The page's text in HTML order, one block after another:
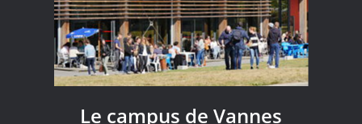
Le campus de Vannes